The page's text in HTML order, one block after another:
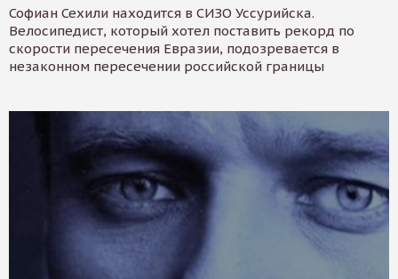
Софиан Сехили находится в СИЗО Уссурийска.
Велосипедист, который хотел поставить рекорд по
скорости пересечения Евразии, подозревается в
незаконном пересечении российской границы